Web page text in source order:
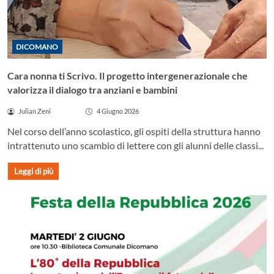
DICOMANO
Cara nonna ti Scrivo. Il progetto intergenerazionale che
valorizza il dialogo tra anziani e bambini
Julian Zeni 4 Giugno 2026
Nel corso dell’anno scolastico, gli ospiti della struttura hanno
intrattenuto uno scambio di lettere con gli alunni delle classi...
Leggi di più